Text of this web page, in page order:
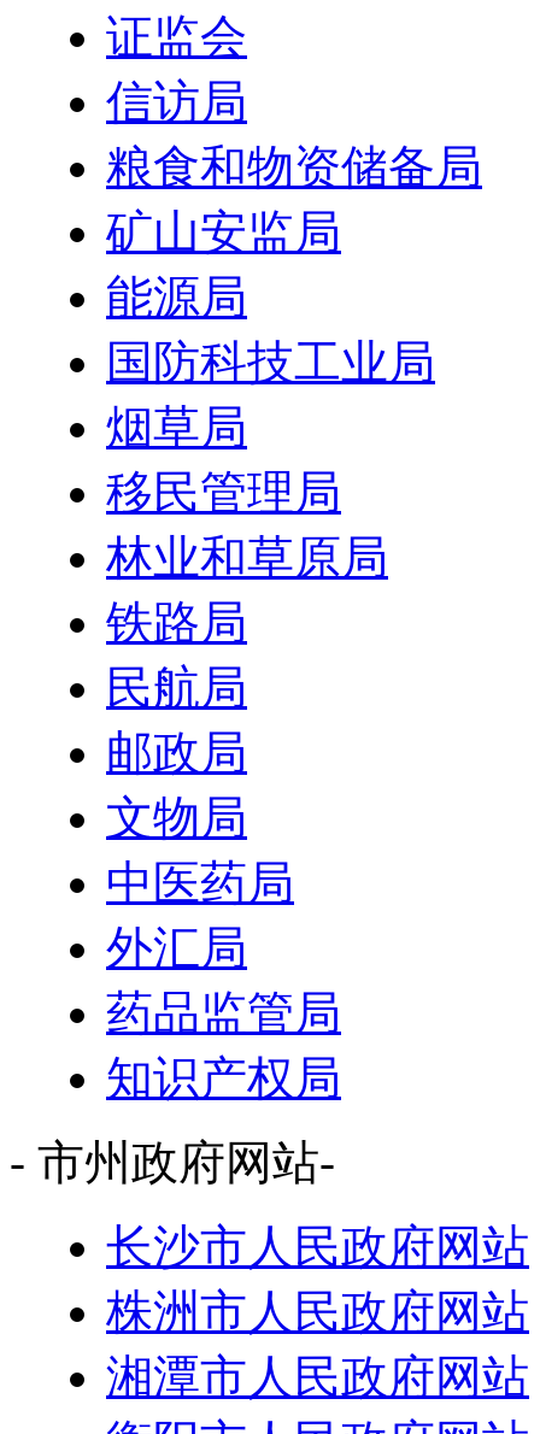
证监会
信访局
粮食和物资储备局
矿山安监局
能源局
国防科技工业局
烟草局
移民管理局
林业和草原局
铁路局
民航局
邮政局
文物局
中医药局
外汇局
药品监管局
知识产权局
- 市州政府网站-
长沙市人民政府网站
株洲市人民政府网站
湘潭市人民政府网站